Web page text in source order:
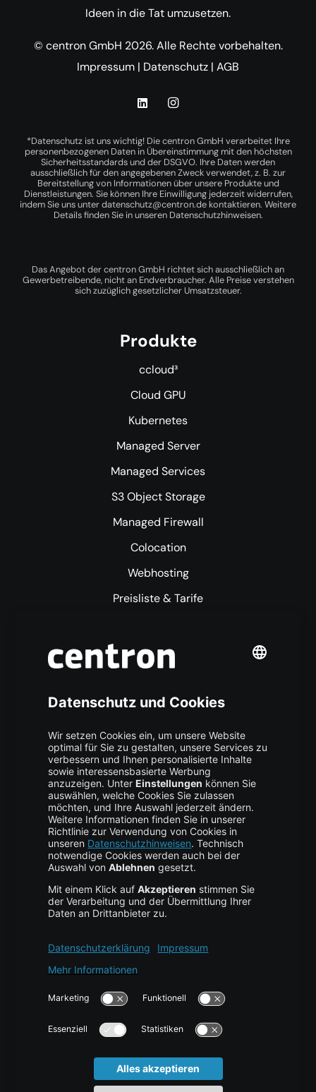
Ideen in die Tat umzusetzen.
© centron GmbH 2026. Alle Rechte vorbehalten.
Impressum | Datenschutz | AGB
*Datenschutz ist uns wichtig! Die centron GmbH verarbeitet Ihre
personenbezogenen Daten in Übereinstimmung mit den höchsten
Sicherheitsstandards und der DSGVO. Ihre Daten werden
ausschließlich für den angegebenen Zweck verwendet, z. B. zur
Bereitstellung von Informationen über unsere Produkte und
Dienstleistungen. Sie können Ihre Einwilligung jederzeit widerrufen,
indem Sie uns unterdatenschutz@centron.de kontaktieren. Weitere
Details finden Sie in unseren Datenschutzhinweisen.
Das Angebot der centron GmbH richtet sich ausschließlich an
Gewerbetreibende, nicht an Endverbraucher. Alle Preise verstehen
sich zuzüglich gesetzlicher Umsatzsteuer.
Produkte
ccloud³
Cloud GPU
Kubernetes
Managed Server
Managed Services
S3 Object Storage
Managed Firewall
Colocation
Webhosting
Preisliste & Tarife
Mehr centron
High Availability
Trust Center
Data Recovery
Backup Service
Business Hosting
Cloud Storage
Cloud Anbieter
Leitfaden & Übersicht
News